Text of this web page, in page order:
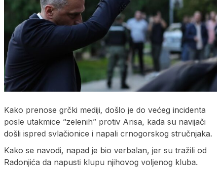
Kako prenose grčki mediji, došlo je do većeg incidenta
posle utakmice “zelenih” protiv Arisa, kada su navijači
došli ispred svlačionice i napali crnogorskog stručnjaka.
Kako se navodi, napad je bio verbalan, jer su tražili od
Radonjića da napusti klupu njihovog voljenog kluba.